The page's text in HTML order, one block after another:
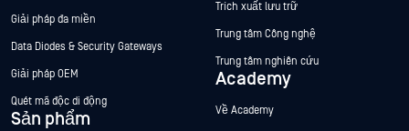
Giải pháp đa miền
Data Diodes & Security Gateways
Giải pháp OEM
Quét mã độc di động
Sản phẩm
Trích xuất lưu trữ
Trung tâm Công nghệ
Trung tâm nghiên cứu
Academy
Về Academy